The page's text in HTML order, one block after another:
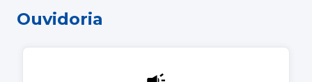
Ouvidoria